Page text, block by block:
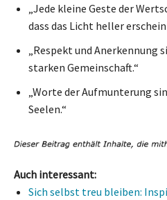
„Jede kleine Geste der
dass das Licht heller
„Respekt und Anerkennung
starken Gemeinschaft.“
„Worte der Aufmunterung
Seelen.“
Auch interessant:
Sich selbst treu bleiben: